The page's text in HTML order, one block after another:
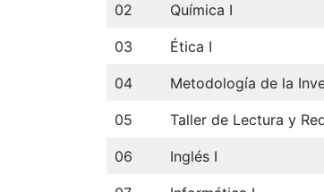
02 Química I
03 Ética I
04 Metodología de la
05 Taller de Lectura y
06 Inglés I